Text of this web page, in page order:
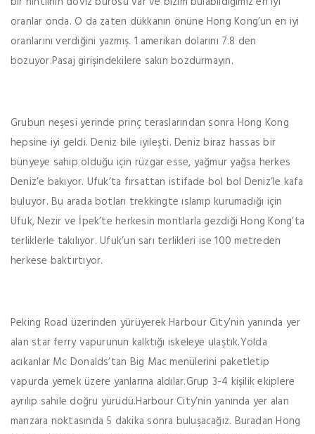
oranlar onda. O da zaten dükkanın önüne Hong Kong’un en iyi
oranlarını verdiğini yazmış. 1 amerikan dolarını 7.8 den
bozuyor.Pasaj girişindekilere sakın bozdurmayın.
Grubun neşesi yerinde prinç teraslarından sonra Hong Kong
hepsine iyi geldi. Deniz bile iyileşti. Deniz biraz hassas bir
bünyeye sahip olduğu için rüzgar esse, yağmur yağsa herkes
Deniz’e bakıyor. Ufuk’ta fırsattan istifade bol bol Deniz’le kafa
buluyor. Bu arada botları trekkingte ıslanıp kurumadığı için
Ufuk, Nezir ve İpek’te herkesin montlarla gezdiği Hong Kong’ta
terliklerle takılıyor. Ufuk’un sarı terlikleri ise 100 metreden
herkese baktırtıyor.
Peking Road üzerinden yürüyerek Harbour City’nin yanında yer
alan star ferry vapurunun kalktığı iskeleye ulaştık.Yolda
acıkanlar Mc Donalds’tan Big Mac menülerini paketletip
vapurda yemek üzere yanlarına aldılar.Grup 3-4 kişilik ekiplere
ayrılıp sahile doğru yürüdü.Harbour City’nin yanında yer alan
manzara noktasında 5 dakika sonra buluşacağız. Buradan Hong